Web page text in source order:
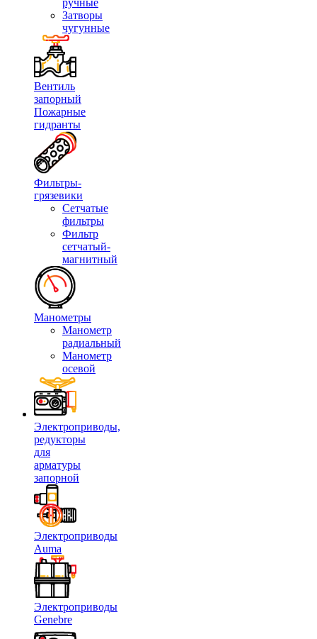
ручные
Затворы
чугунные
Вентиль
запорный
Пожарные
гидранты
Фильтры-
грязевики
Сетчатые
фильтры
Фильтр
сетчатый-
магнитный
Манометры
Манометр
радиальный
Манометр
осевой
Электроприводы,
редукторы
для
арматуры
запорной
Электроприводы
Auma
Электроприводы
Genebre